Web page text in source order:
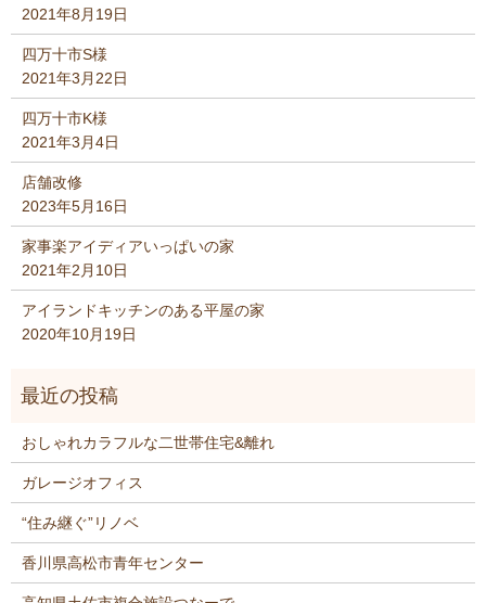
2021年8月19日
四万十市S様
2021年3月22日
四万十市K様
2021年3月4日
店舗改修
2023年5月16日
家事楽アイディアいっぱいの家
2021年2月10日
アイランドキッチンのある平屋の家
2020年10月19日
おしゃれカラフルな二世帯住宅&離れ
ガレージオフィス
“住み継ぐ”リノベ
香川県高松市青年センター